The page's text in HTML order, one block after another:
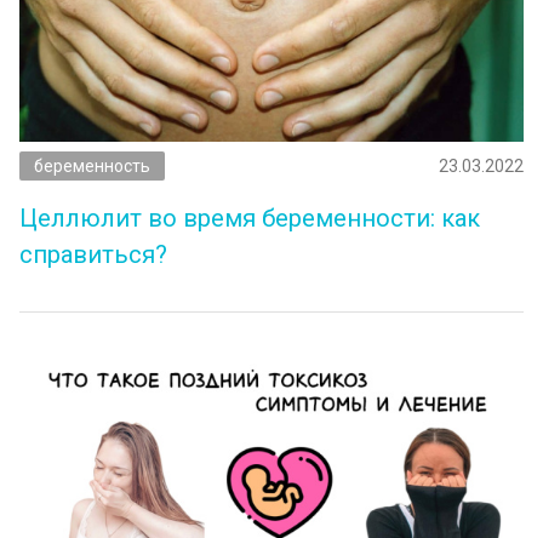
беременность 23.03.2022
Целлюлит во время беременности: как
справиться?